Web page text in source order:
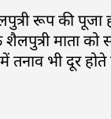
रूप की
माता
भी दूर होते